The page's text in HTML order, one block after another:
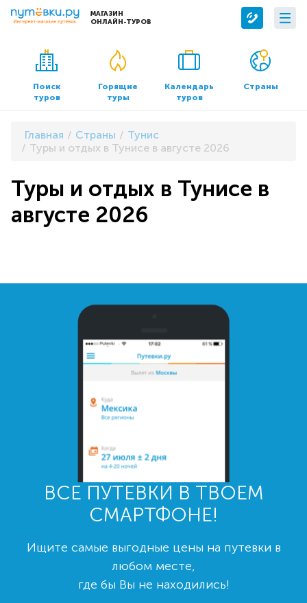
МАГАЗИН
ОНЛАЙН-ТУРОВ
Сервисы
Бронирование отелей
Трансфер
О компании
О нас
Контакты
Документы и реквизиты
Поиск
туров
Горящие
туры
Календарь
туров
Страны
Главная Страны
Тунис
Туры и отдых в Тунисе в августе 2026
Туры и отдых в Тунисе в
августе 2026
ВСЕ ПУТЕВКИ В ТВОЕМ
СМАРТФОНЕ!
Ищите самые выгодные цены на путевки в
любом месте,
где бы Вы не находились!